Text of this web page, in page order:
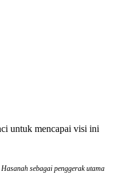
untuk mencapai visi ini
sebagai penggerak utama